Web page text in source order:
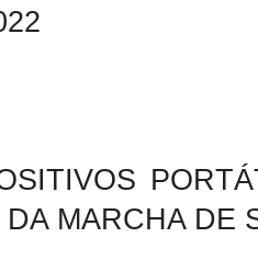
MARCHA DE